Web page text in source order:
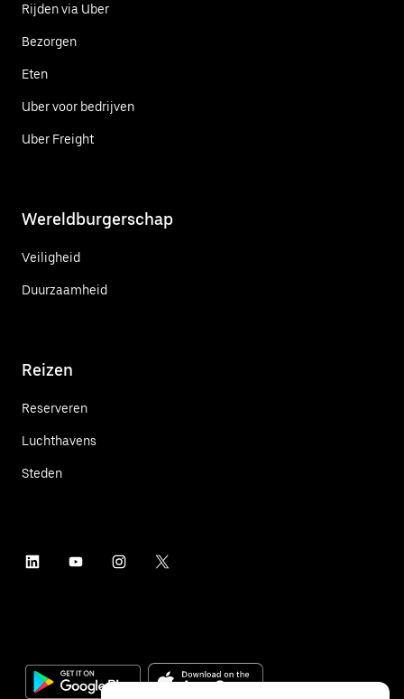
Rijden via Uber
Bezorgen
Eten
Uber voor bedrijven
Uber Freight
Wereldburgerschap
Veiligheid
Duurzaamheid
Reizen
Reserveren
Luchthavens
Steden